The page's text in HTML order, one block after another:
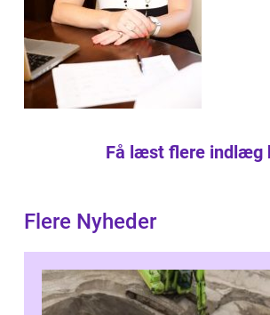
Få læst flere indlæg
Flere Nyheder